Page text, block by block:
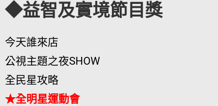
◆益智及實境節目獎
今天誰來店
公視主題之夜SHOW
全民星攻略
★全明星運動會